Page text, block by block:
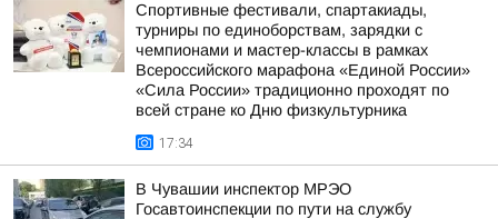
Спортивные фестивали, спартакиады,
турниры по единоборствам, зарядки с
чемпионами и мастер-классы в рамках
Всероссийского марафона «Единой России»
«Сила России» традиционно проходят по
всей стране ко Дню физкультурника
17:34
В Чувашии инспектор МРЭО
Госавтоинспекции по пути на службу